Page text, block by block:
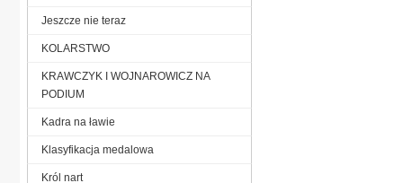
Jeszcze nie teraz
KOLARSTWO
KRAWCZYK I WOJNAROWICZ NA
PODIUM
Kadra na ławie
Klasyfikacja medalowa
Król nart